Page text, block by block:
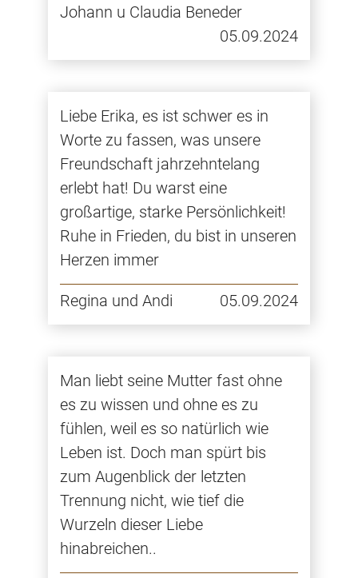
Johann u Claudia Beneder
05.09.2024
Liebe Erika, es ist schwer es in
Worte zu fassen, was unsere
Freundschaft jahrzehntelang
erlebt hat! Du warst eine
großartige, starke Persönlichkeit!
Ruhe in Frieden, du bist in unseren
Herzen immer
Regina und Andi 05.09.2024
Man liebt seine Mutter fast ohne
es zu wissen und ohne es zu
fühlen, weil es so natürlich wie
Leben ist. Doch man spürt bis
zum Augenblick der letzten
Trennung nicht, wie tief die
Wurzeln dieser Liebe
hinabreichen..